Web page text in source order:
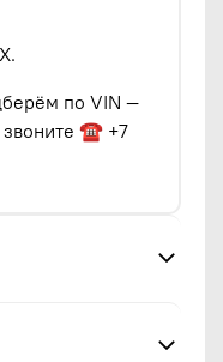
по VIN —
звоните ☎ +7